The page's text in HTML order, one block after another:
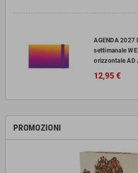
AGENDA 2027
settimanale
orizzontale AD
12,95 €
PROMOZIONI